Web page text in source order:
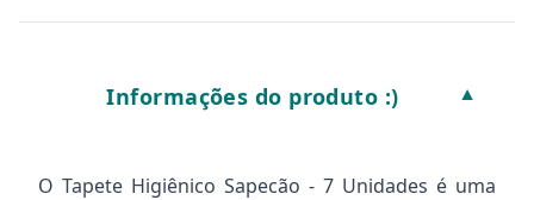
Informações do produto :) ▼
O Tapete Higiênico Sapecão - 7 Unidades é uma